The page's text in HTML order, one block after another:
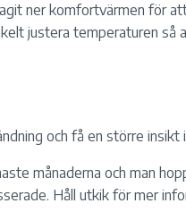
ner komfortvärmen för
justera temperaturen så
och få en större insikt
månaderna och man
Håll utkik för mer